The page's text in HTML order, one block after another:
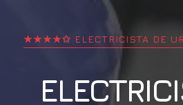
★★★★✩ ELECTRICISTA DE